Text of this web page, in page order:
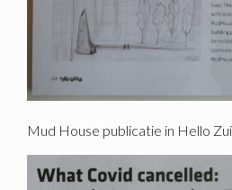
Mud House publicatie in Hello